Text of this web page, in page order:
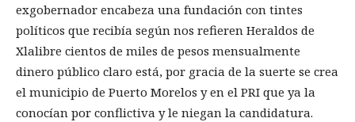
exgobernador encabeza una fundación con tintes
políticos que recibía según nos refieren Heraldos de
Xlalibre cientos de miles de pesos mensualmente
dinero público claro está, por gracia de la suerte se crea
el municipio de Puerto Morelos y en el PRI que ya la
conocían por conflictiva y le niegan la candidatura.